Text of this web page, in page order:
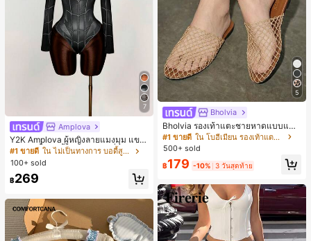
7
Amplova
Y2K Amplova ผู้หญิงลายแมงมุม แขน
ยาว คอตั้ง บอดี้สูท, สไตล์แฟชั่นดาร์ก
บอดี้สูทผู้หญิง บอดี้สูทฮาโลวีน บอดี้สูท
ลายใยแมงมุม
#1 ขายดี
ใน ไม่เป็นทางการ บอดี้สูทผู้หญิง
100+ sold
฿269
5
Bholvia
Bholvia รองเท้าแตะชายหาดแบบแบน
สบาย ๆ ลายฉลุมาใหม่สำหรับผู้หญิง
#1 ขายดี
ใน โบฮีเมียน รองเท้าแตะผู้หญิง
500+ sold
฿179 -10% 3 วันสุดท้าย